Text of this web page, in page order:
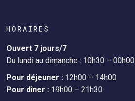
HORAIRES
Ouvert 7 jours/7
Du lundi au dimanche : 10h30 – 00h00
Pour déjeuner : 12h00 – 14h00
Pour dîner : 19h00 – 21h30